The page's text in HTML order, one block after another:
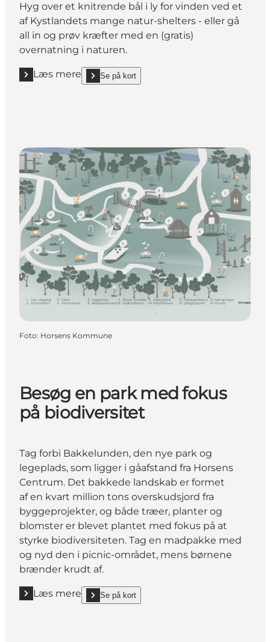
Hyg over et knitrende bål i ly for vinden ved et
af Kystlandets mange natur-shelters - eller gå
all in og prøv kræfter med en (gratis)
overnatning i naturen.
Læs mere
Læs mere "Varm kakao over bål ved et shelter"
Se på kort
show Varm kakao over bål ved et shelter on_map
Foto: Horsens Kommune
Besøg en park med fokus
på biodiversitet
Tag forbi Bakkelunden, den nye park og
legeplads, som ligger i gåafstand fra Horsens
Centrum. Det bakkede landskab er formet
af en kvart million tons overskudsjord fra
byggeprojekter, og både træer, planter og
blomster er blevet plantet med fokus på at
styrke biodiversiteten. Tag en madpakke med
og nyd den i picnic-området, mens børnene
brænder krudt af.
Læs mere
Læs mere "Besøg en park med fokus på
Se på kort
show Besøg en park med fokus på biodiversitet